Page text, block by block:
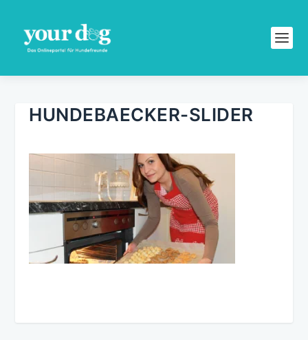
HUNDEBAECKER-SLIDER